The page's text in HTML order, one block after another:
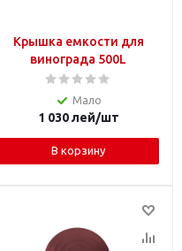
Крышка емкости для
винограда 500L
Мало
1 030лей/шт
В корзину